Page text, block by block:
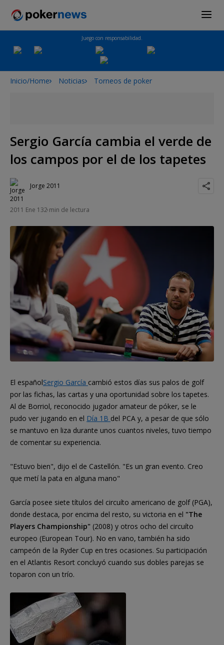
Juego con responsabilidad.
Inicio/Home Noticias Torneos de poker
Sergio García cambia el verde de
los campos por el de los tapetes
Jorge 2011
2011 Ene 132 min de lectura
El españolSergio García cambió estos días sus palos de golf
por las fichas, las cartas y una oportunidad sobre los tapetes.
Al de Borriol, reconocido jugador amateur de póker, se le
pudo ver jugando en el Día 1B del PCA y, a pesar de que sólo
se mantuvo en liza durante unos cuantos niveles, tuvo tiempo
de comentar su experiencia.
"Estuvo bien", dijo el de Castellón. "Es un gran evento. Creo
que metí la pata en alguna mano"
García posee siete títulos del circuíto americano de golf (PGA),
donde destaca, por encima del resto, su victoria en el "The
Players Championship" (2008) y otros ocho del circuíto
europeo (European Tour). No en vano, también ha sido
campeón de la Ryder Cup en tres ocasiones. Su participación
en el Atlantis Resort concluyó cuando sus dobles parejas se
toparon con un trío.